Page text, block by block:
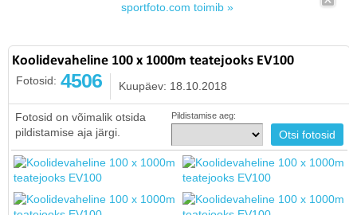
sportfoto.com toimib »
Koolidevaheline 100 x 1000m teatejooks EV100
Fotosid: 4506 Kuupäev: 18.10.2018
Fotosid on võimalik otsida
pildistamise aja järgi.
Pildistamise aeg: